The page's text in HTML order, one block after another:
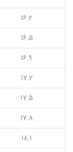
16.2
16.5
16.9
17.2
17.5
17.8
18.1